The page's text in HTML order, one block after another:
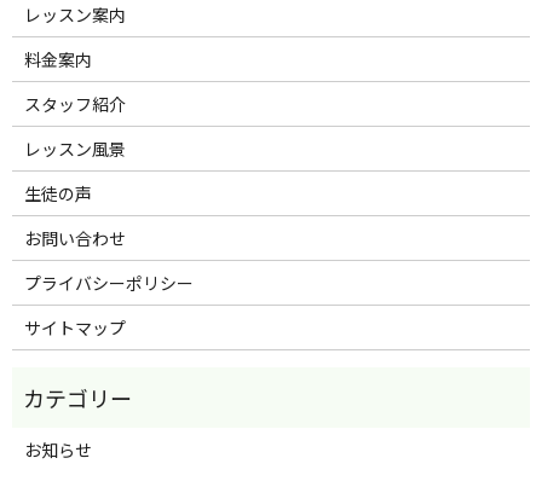
レッスン案内
料金案内
スタッフ紹介
レッスン風景
生徒の声
お問い合わせ
プライバシーポリシー
サイトマップ
お知らせ